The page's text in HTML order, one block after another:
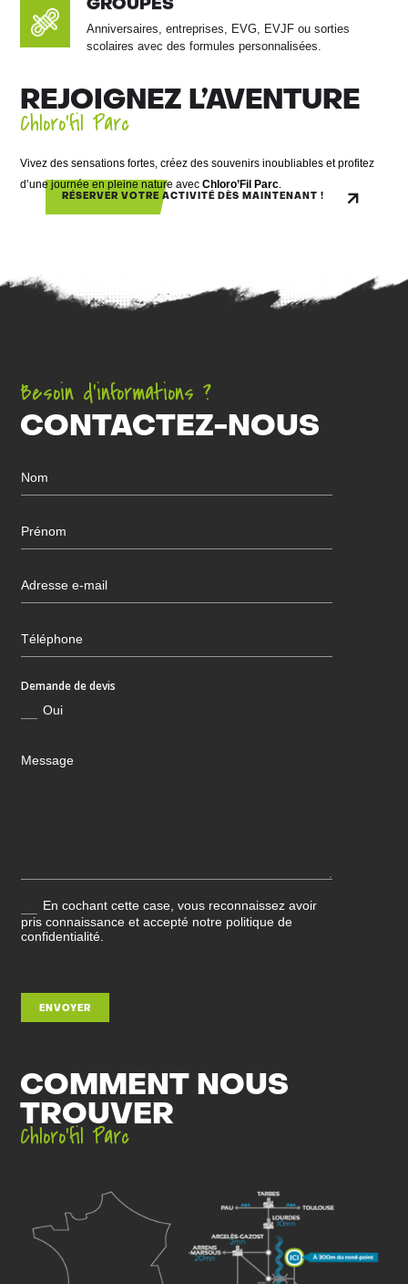
GROUPES
Anniversaires, entreprises, EVG, EVJF ou sorties
scolaires avec des formules personnalisées.
REJOIGNEZ L’AVENTURE
Chloro’fil Parc
Vivez des sensations fortes, créez des souvenirs inoubliables et profitez
d’une journée en pleine nature avecChloro’Fil Parc
RÉSERVER VOTRE ACTIVITÉ DÈS MAINTENANT !
Besoin d’informations ?
CONTACTEZ-NOUS
Demande de devis
Oui
En cochant cette case, vous reconnaissez avoir
pris connaissance et accepté notre politique de
confidentialité.
ENVOYER
COMMENT NOUS
TROUVER
Chloro’fil Parc